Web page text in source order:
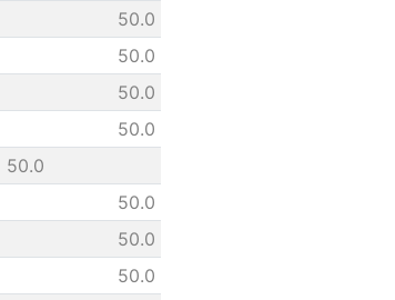
50.0
50.0
50.0
50.0
50.0
50.0
50.0
50.0